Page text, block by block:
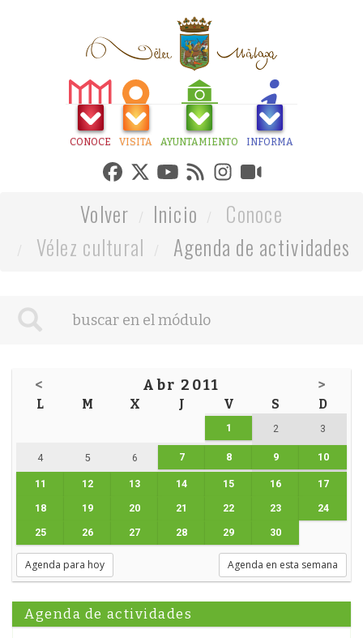
CONOCE VISITA AYUNTAMIENTO INFORMA
Volver Inicio
Conoce
Vélez cultural
Agenda de actividades
< Abr 2011 >
L M X J V S D
1 2 3
4 5 6 7 8 9 10
11 12 13 14 15 16 17
18 19 20 21 22 23 24
25 26 27 28 29 30
Agenda para hoy Agenda en esta semana
Agenda de actividades